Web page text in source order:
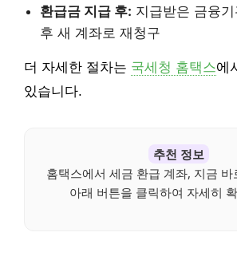
환급금 지급 후: 지급받은 금융
후 새 계좌로 재청구
더 자세한 절차는 국세청 홈택스에
있습니다.
추천 정보
홈택스에서 세금 환급 계좌, 지금
아래 버튼을 클릭하여 자세히